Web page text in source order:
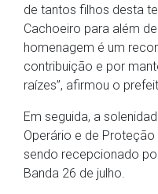
de tantos filhos desta
Cachoeiro para além
homenagem é um
contribuição e por
raízes”, afirmou o
Em seguida, a
Operário e de Proteção
sendo recepcionado
Banda 26 de julho.